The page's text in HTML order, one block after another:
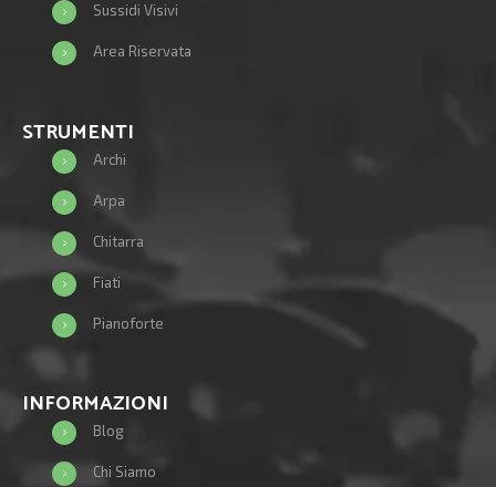
Sussidi Visivi
Area Riservata
STRUMENTI
Archi
Arpa
Chitarra
Fiati
Pianoforte
INFORMAZIONI
Blog
Chi Siamo